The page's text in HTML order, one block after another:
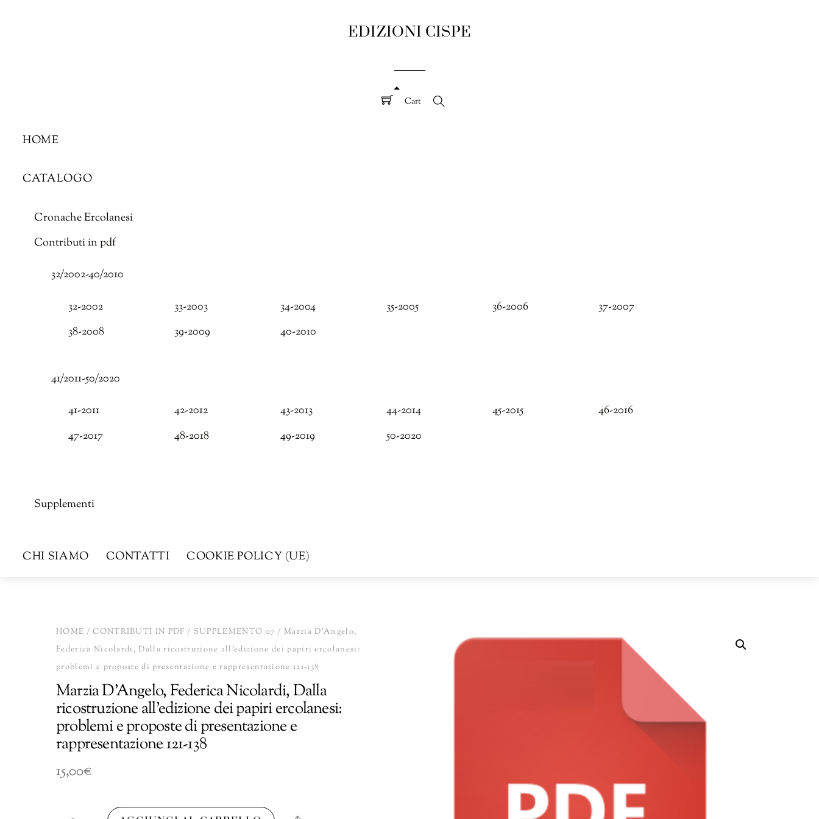
EDIZIONI CISPE
Cart
HOME
CATALOGO
Cronache Ercolanesi
Contributi in pdf
32/2002-40/2010
32-2002 33-2003 34-2004 35-2005 36-2006
37-2007
38-2008
39-2009 40-2010
41/2011-50/2020
41-2011 42-2012 43-2013 44-2014 45-2015
46-2016
47-2017
48-2018 49-2019 50-2020
Supplementi
CHI SIAMO CONTATTI COOKIE POLICY (UE)
HOME /CONTRIBUTI IN PDF / SUPPLEMENTO 07 / Marzia D’Angelo,
Federica Nicolardi, Dalla ricostruzione all’edizione dei papiri ercolanesi:
problemi e proposte di presentazione e rappresentazione 121-138
Marzia D’Angelo, Federica Nicolardi, Dalla
ricostruzione all’edizione dei papiri ercolanesi:
problemi e proposte di presentazione e
rappresentazione 121-138
15,00€